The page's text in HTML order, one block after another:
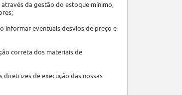
da gestão do estoque mínimo,
informar eventuais desvios de preço e
correta dos materiais de
de execução das nossas